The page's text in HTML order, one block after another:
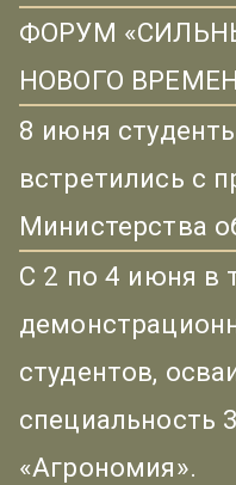
ФОРУМ
НОВОГО
8 июня
встретились с
Министерства
С 2 по 4 июня в
студентов,
специальность
«Агрономия».